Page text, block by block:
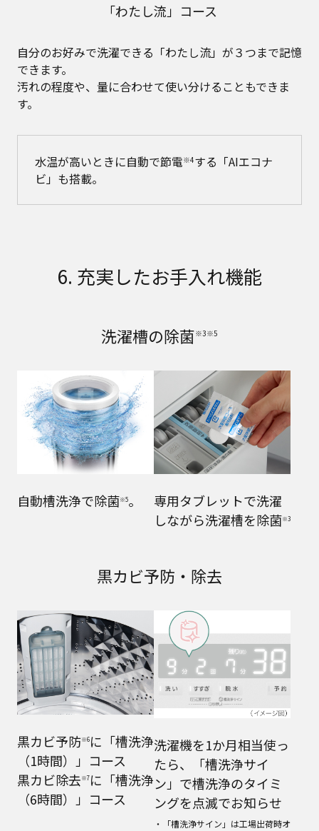
「わたし流」コース
自分のお好みで洗濯できる「わたし流」が３つまで記憶
できます。
汚れの程度や、量に合わせて使い分けることもできま
す。
水温が高いときに自動で節電※4する「AIエコナ
ビ」も搭載。
6. 充実したお手入れ機能
洗濯槽の除菌※3※5
自動槽洗浄で除菌※5。
専用タブレットで洗濯
しながら洗濯槽を除菌※3
黒カビ予防・除去
黒カビ予防※6に「槽洗浄
（1時間）」コース
黒カビ除去※7に「槽洗浄
（6時間）」コース
洗濯機を1か月相当使っ
たら、「槽洗浄サイ
ン」で槽洗浄のタイミ
ングを点滅でお知らせ
・「槽洗浄サイン」は工場出荷時オ